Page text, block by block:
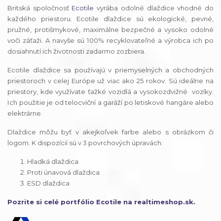
Britská spoločnosť Ecotile vyrába odolné dlaždice vhodné do
každého priestoru. Ecotile dlaždice sú ekologické, pevné,
pružné, protišmykové, maximálne bezpečné a vysoko odolné
voči záťaži. A navyše sú 100% recyklovateľné a výrobca ich po
dosiahnutí ich životnosti zadarmo zozbiera.
Ecotile dlaždice sa používajú v priemyselných a obchodných
priestoroch v celej Európe už viac ako 25 rokov. Sú ideálne na
priestory, kde využívate ťažké vozidlá a vysokozdvižné vozíky.
Ich použitie je od telocviční a garáží po letiskové hangáre alebo
elektrárne.
Dlaždice môžu byť v akejkoľvek farbe alebo s obrázkom či
logom. K dispozícií sú v 3 povrchových úpravách:
Hladká dlaždica
Proti únavová dlaždica
ESD dlaždica
Pozrite si celé portfólio Ecotile na realtimeshop.sk.